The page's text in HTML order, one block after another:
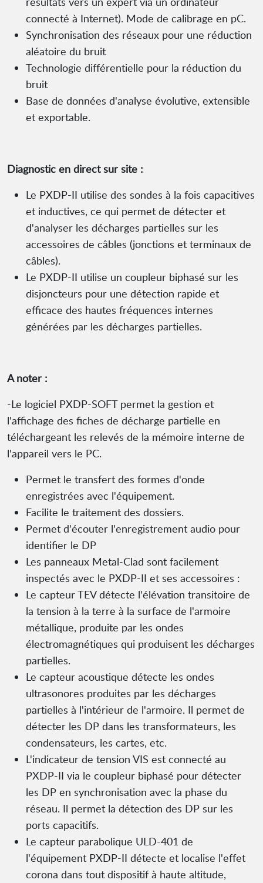
connecté à Internet). Mode de calibrage en pC.
Synchronisation des réseaux pour une réduction
aléatoire du bruit
Technologie différentielle pour la réduction du
bruit
Base de données d'analyse évolutive, extensible
et exportable.
Diagnostic en direct sur site :
Le PXDP-II utilise des sondes à la fois capacitives
et inductives, ce qui permet de détecter et
d'analyser les décharges partielles sur les
accessoires de câbles (jonctions et terminaux de
câbles).
Le PXDP-II utilise un coupleur biphasé sur les
disjoncteurs pour une détection rapide et
efficace des hautes fréquences internes
générées par les décharges partielles.
A noter :
-Le logiciel PXDP-SOFT permet la gestion et
l'affichage des fiches de décharge partielle en
téléchargeant les relevés de la mémoire interne de
l'appareil vers le PC.
Permet le transfert des formes d'onde
enregistrées avec l'équipement.
Facilite le traitement des dossiers.
Permet d'écouter l'enregistrement audio pour
identifier le DP
Les panneaux Metal-Clad sont facilement
inspectés avec le PXDP-II et ses accessoires :
Le capteur TEV détecte l'élévation transitoire de
la tension à la terre à la surface de l'armoire
métallique, produite par les ondes
électromagnétiques qui produisent les décharges
partielles.
Le capteur acoustique détecte les ondes
ultrasonores produites par les décharges
partielles à l'intérieur de l'armoire. Il permet de
détecter les DP dans les transformateurs, les
condensateurs, les cartes, etc.
L'indicateur de tension VIS est connecté au
PXDP-II via le coupleur biphasé pour détecter
les DP en synchronisation avec la phase du
réseau. Il permet la détection des DP sur les
ports capacitifs.
Le capteur parabolique ULD-401 de
l'équipement PXDP-II détecte et localise l'effet
corona dans tout dispositif à haute altitude,